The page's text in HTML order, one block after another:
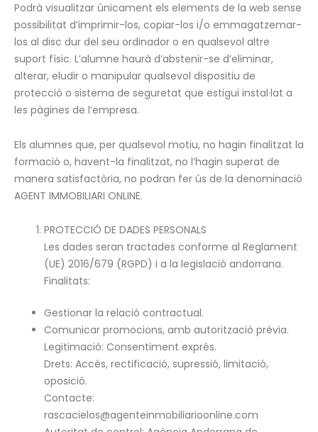
Podrà visualitzar únicament els elements de la web sense
possibilitat d’imprimir-los, copiar-los i/o emmagatzemar-
los al disc dur del seu ordinador o en qualsevol altre
suport físic. L’alumne haurà d’abstenir-se d’eliminar,
alterar, eludir o manipular qualsevol dispositiu de
protecció o sistema de seguretat que estigui instal·lat a
les pàgines de l’empresa.
Els alumnes que, per qualsevol motiu, no hagin finalitzat la
formació o, havent-la finalitzat, no l’hagin superat de
manera satisfactòria, no podran fer ús de la denominació
AGENT IMMOBILIARI ONLINE.
PROTECCIÓ DE DADES PERSONALS
Les dades seran tractades conforme al Reglament
(UE) 2016/679 (RGPD) i a la legislació andorrana.
Finalitats:
Gestionar la relació contractual.
Comunicar promocions, amb autorització prèvia.
Legitimació: Consentiment exprés.
Drets: Accés, rectificació, supressió, limitació,
oposició.
Contacte:
rascacielos@agenteinmobiliarioonline.com